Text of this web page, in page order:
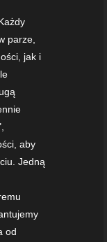
parze,
jak i
aby
Jedną
od